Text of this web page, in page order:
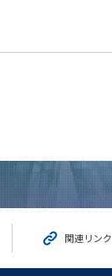
関連リンク